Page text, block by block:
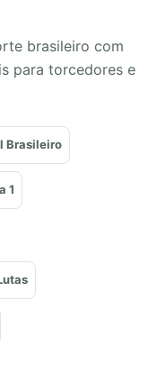
brasileiro com
para torcedores e
Brasileiro
1